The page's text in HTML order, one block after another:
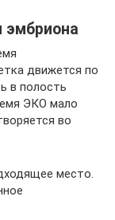
эмбриона
движется по
в полость
ЭКО мало
во
место.